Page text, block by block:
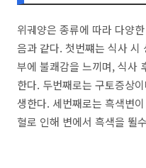
위궤양은 종류에 따라 다양
음과 같다. 첫번쨰는 식사 시
부에 불쾌감을 느끼며, 식사
한다. 두번째로는 구토증상
생한다. 세번째로는 흑색변
혈로 인해 변에서 흑색을 뛸